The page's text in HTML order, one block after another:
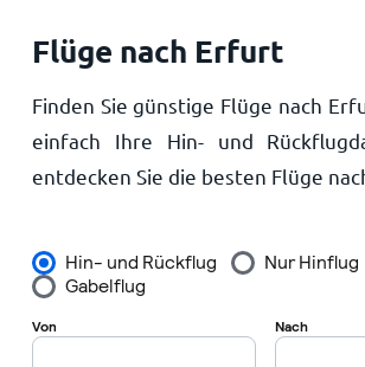
Meine Standorte
Startseite
Flüge nach Erfurt
Finden Sie günstige Flüge nach
einfach Ihre Hin- und
entdecken Sie die besten Flüge